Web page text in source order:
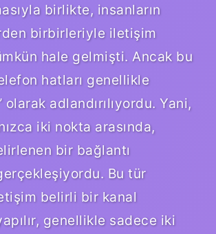
birlikte, insanların
birbirleriyle iletişim
hale gelmişti. Ancak bu
hatları genellikle
olarak adlandırılıyordu. Yani,
iki nokta arasında,
bir bağlantı
Bu tür
belirli bir kanal
genellikle sadece iki